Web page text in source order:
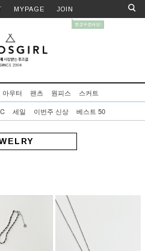
MYPAGE JOIN
아우터 팬츠 원피스
스커트
세일 이번주 신상 베스트 50